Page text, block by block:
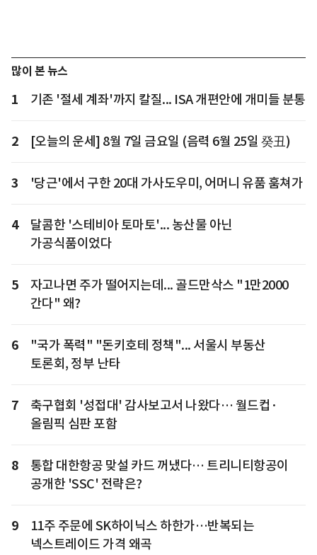
많이 본 뉴스
1 기존 '절세 계좌'까지 칼질... ISA 개편안에 개미들 분통
2 [오늘의 운세] 8월 7일 금요일 (음력 6월 25일 癸丑)
3 '당근'에서 구한 20대 가사도우미, 어머니 유품 훔쳐가
4
달콤한 '스테비아 토마토'... 농산물 아닌
가공식품이었다
5
자고나면 주가 떨어지는데... 골드만삭스 "1만2000
간다" 왜?
6
"국가 폭력" "돈키호테 정책"... 서울시 부동산
토론회, 정부 난타
7
축구협회 '성접대' 감사보고서 나왔다… 월드컵·
올림픽 심판 포함
8
통합 대한항공 맞설 카드 꺼냈다… 트리니티항공이
공개한 'SSC' 전략은?
9
11주 주문에 SK하이닉스 하한가…반복되는
넥스트레이드 가격 왜곡